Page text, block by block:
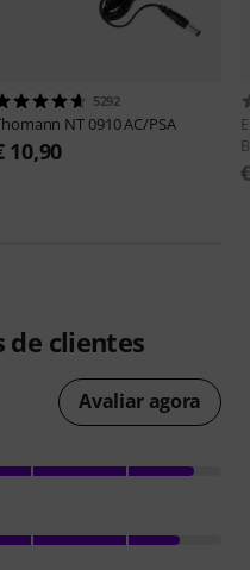
5292
NT 0910 AC/PSA
10,90
de clientes
Avaliar agora